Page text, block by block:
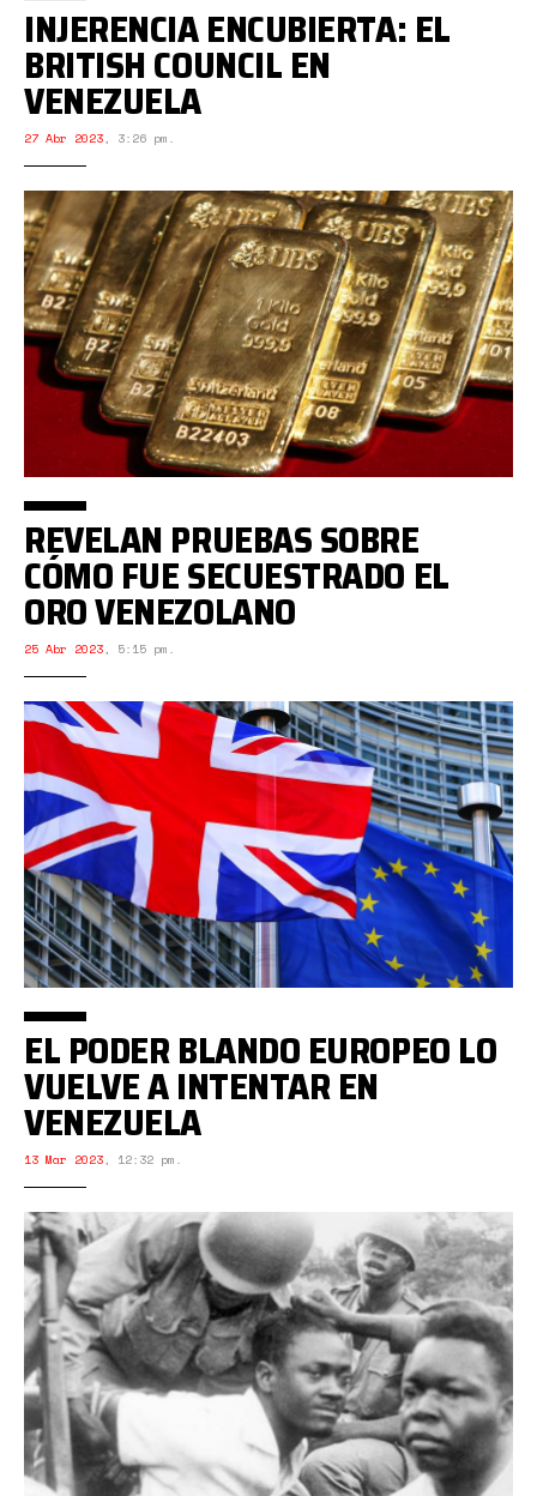
INJERENCIA ENCUBIERTA: EL
BRITISH COUNCIL EN
VENEZUELA
27 Abr 2023, 3:26 pm.
REVELAN PRUEBAS SOBRE
CÓMO FUE SECUESTRADO EL
ORO VENEZOLANO
25 Abr 2023, 5:15 pm.
EL PODER BLANDO EUROPEO LO
VUELVE A INTENTAR EN
VENEZUELA
13 Mar 2023, 12:32 pm.